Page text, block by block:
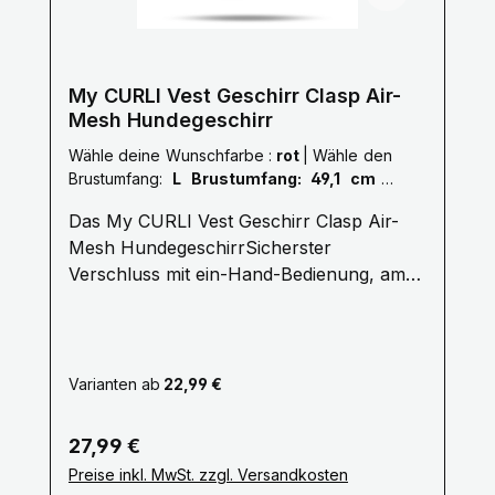
somit keine DruckstellenZick-Zack Nähte
für flexible ZugverteilungReflektierende
Elemente am Hals; zusätzliche Sicherheit
in der DunkelheitDog Finder ID als Hilfe
Ihren Hund wiederzufinden, falls er
verloren gehen sollte Pflegehinweise: 30°
/ Kein Weichspüler / Nicht maschinell
trocknen / Klettverschluss Schließen
My CURLI Vest Geschirr Clasp Air-
Mesh Hundegeschirr
Wähle deine Wunschfarbe : rot
Brustumfang: L Brustumfang: 49,1 cm -
Das My CURLI Vest Geschirr Clasp Air-
Mesh HundegeschirrSicherster
Verschluss mit ein-Hand-Bedienung, am
verschließen!Alle Fakten Leine lässt sich
bedienenHochfestes, farblich
abgestimmtes POM Material der Schnalle,
hält Zuglasten bis 100kg Problemlos
Varianten ab 22,99 €
Regulärer Preis:
27,99 €
Preise inkl. MwSt. zzgl. Versandkosten